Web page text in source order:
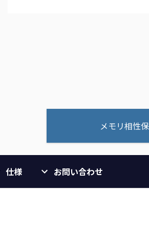
メモリ相性
仕様 お問い合わせ